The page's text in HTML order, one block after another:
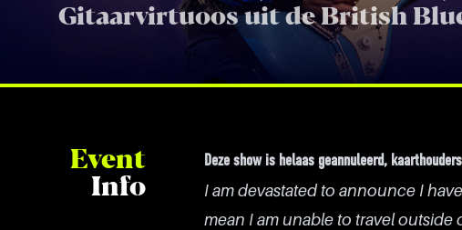
Gitaarvirtuoos uit de British
Event
Info
Deze show is helaas geannuleerd,
I am devastated to announce I
mean I am unable to travel